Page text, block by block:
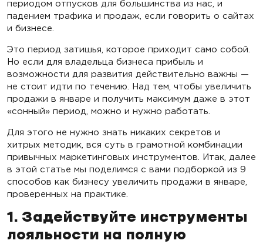
периодом отпусков для большинства из нас, и
падением трафика и продаж, если говорить о сайтах
и ​​бизнесе.
Это период затишья, которое приходит само собой.
Но если для владельца бизнеса прибыль и
возможности для развития действительно важны —
не стоит идти по течению. Над тем, чтобы увеличить
продажи в январе и получить максимум даже в этот
«сонный» период, можно и нужно работать.
Для этого не нужно знать никаких секретов и
хитрых методик, вся суть в грамотной комбинации
привычных маркетинговых инструментов. Итак, далее
в этой статье мы поделимся с вами подборкой из 9
способов как бизнесу увеличить продажи в январе,
проверенных на практике.
1. Задействуйте инструменты
лояльности на полную